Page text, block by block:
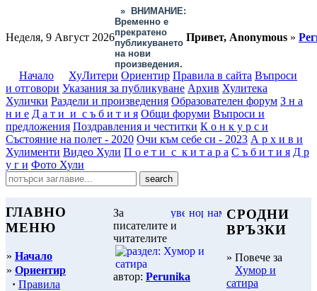
Неделя, 9 Август 2026
»
ВНИМАНИЕ:
Временно е
прекратено
публикуването
на нови
произведения.
Привет, Anonymous »
Начало ХуЛитери Ориентир Правила в сайта Въпроси
и отговори Указания за публикуване Архив Хулитека
Хулички Раздели и произведения Образователен форум З н а
н и е Д а т и и с ъ б и т и я Общи форуми Въпроси и
предложения Поздравления и честитки К о н к у р с и
Състояние на полет - 2020 Очи към себе си - 2023 А р х и в и
Хулименти Видео Хули П о е т и с к и т а р а С ъ б и т и я Д р
у г и Фото Хули
ГЛАВНО
МЕНЮ
» Начало
» Ориентир
· Правила
За
писателите и
читателите
автор: Perunika
СРОДНИ
ВРЪЗКИ
» Повече за
Хумор и
сатира